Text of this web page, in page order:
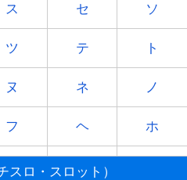
ス セ ソ
ツ テ ト
ヌ ネ ノ
フ ヘ ホ
ムロ・スロット）